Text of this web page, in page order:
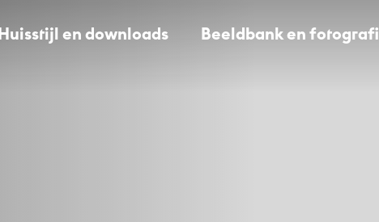
Huisstijl en downloads Beeldbank en